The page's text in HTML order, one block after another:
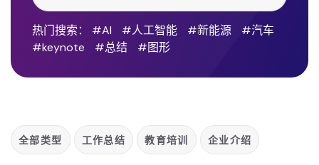
热门搜索： #AI #人工智能 #新能源
#汽车
#keynote
#总结 #图形
全部类型 工作总结 教育培训 企业介绍